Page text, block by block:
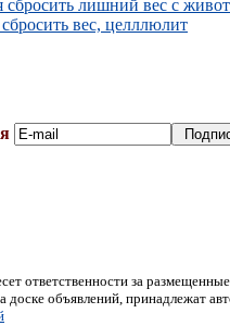
сбросить лишний вес с
вес, целллюлит
ответственности за
объявлений, принадлежат